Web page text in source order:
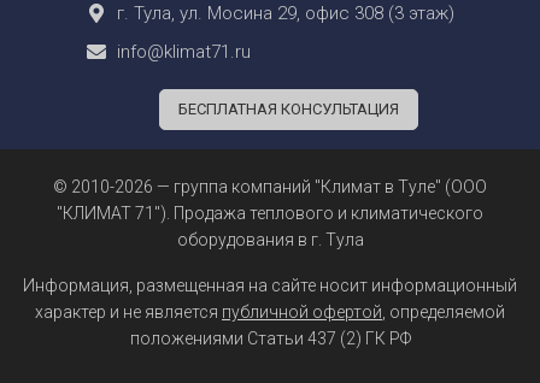
г. Тула, ул. Мосина 29, офис 308 (3 этаж)
info@klimat71.ru
БЕСПЛАТНАЯ КОНСУЛЬТАЦИЯ
© 2010-2026 — группа компаний "Климат в Туле" (ООО
"КЛИМАТ 71"). Продажа теплового и климатического
оборудования в г. Тула
Информация, размещенная на сайте носит информационный
характер и не является публичной офертой , определяемой
положениями Статьи 437 (2) ГК РФ